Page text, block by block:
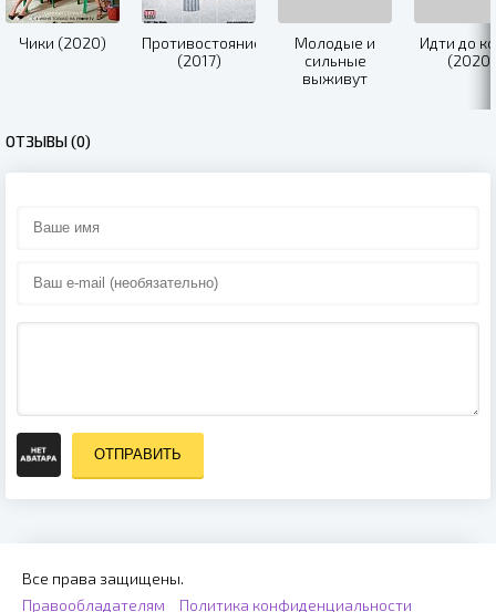
Чики (2020)
Противостояние
(2017)
Молодые и
сильные
выживут
Идти до
(2020)
ОТЗЫВЫ (0)
ОТПРАВИТЬ
Все права защищены.
Правообладателям
Политика конфиденциальности